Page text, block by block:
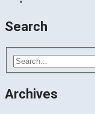
Search
Archives